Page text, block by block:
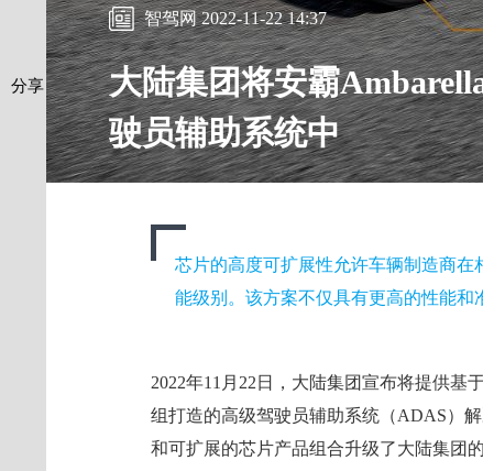
智驾网 2022-11-22 14:37
大陆集团将安霸
驶员辅助系统中
分享
芯片的高度可扩展性允许车辆制造商
能级别。该方案不仅具有更高的性能和
2022年11月22日，大陆集团宣布将提供基
组打造的高级驾驶员辅助系统（ADAS）
和可扩展的芯片产品组合升级了大陆集团